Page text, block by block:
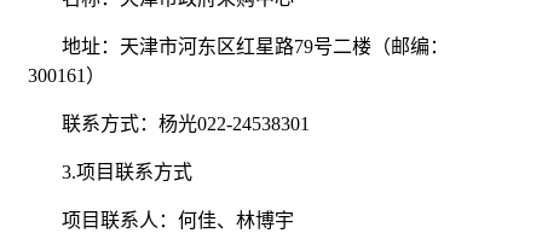
地址：天津市河东区红星路79号二楼（邮编：
300161）
联系方式：杨光022-24538301
3.项目联系方式
项目联系人：何佳、林博宇